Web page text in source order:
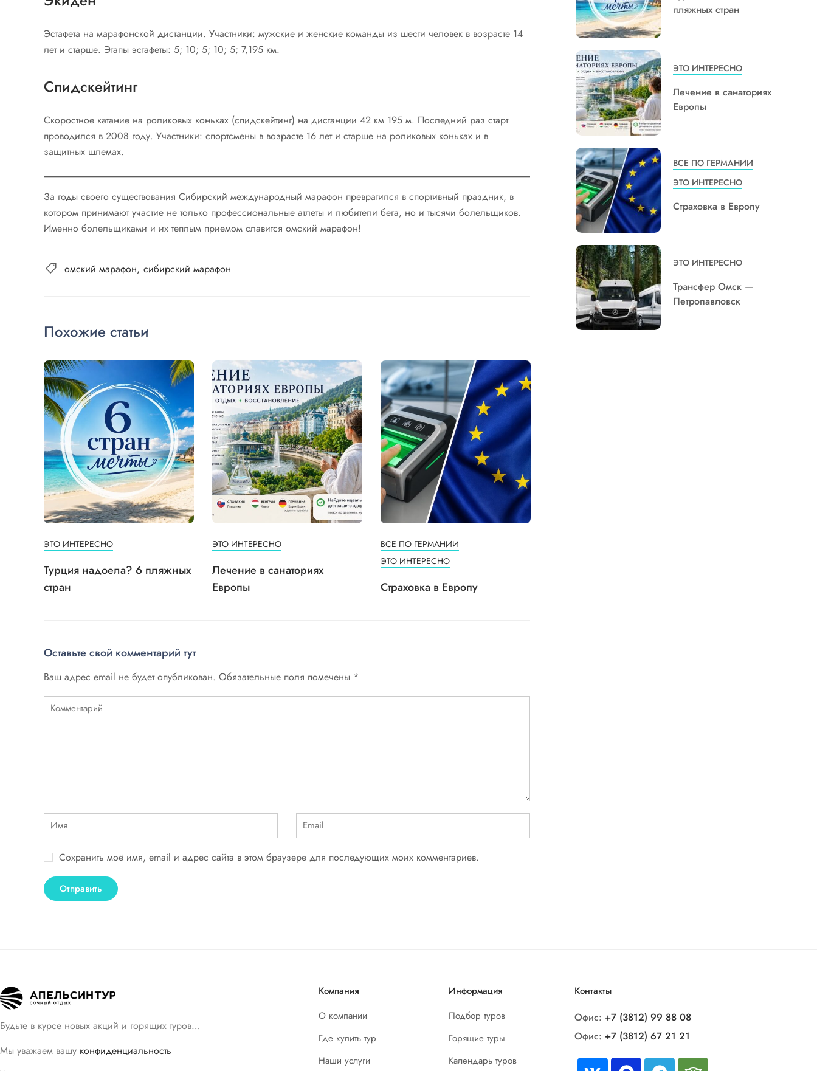
Эстафета на марафонской дистанции. Участники: мужские и женские команды из шести человек в возрасте 14
лет и старше. Этапы эстафеты: 5; 10; 5; 10; 5; 7,195 км.
Спидскейтинг
Скоростное катание на роликовых коньках (спидскейтинг) на дистанции 42 км 195 м. Последний раз старт
проводился в 2008 году. Участники: спортсмены в возрасте 16 лет и старше на роликовых коньках и в
защитных шлемах.
За годы своего существования Сибирский международный марафон превратился в спортивный праздник, в
котором принимают участие не только профессиональные атлеты и любители бега, но и тысячи болельщиков.
Именно болельщиками и их теплым приемом славится омский марафон!
омский марафон сибирский марафон
Похожие статьи
ЭТО ИНТЕРЕСНО
Турция надоела? 6 пляжных
стран
ЭТО ИНТЕРЕСНО
Лечение в санаториях
Европы
ВСЕ ПО ГЕРМАНИИ
ЭТО ИНТЕРЕСНО
Страховка в Европу
Оставьте свой комментарий тут
Ваш адрес email не будет опубликован. Обязательные поля помечены *
Сохранить моё имя, email и адрес сайта в этом браузере для последующих моих комментариев.
пляжных стран
ЭТО ИНТЕРЕСНО
Лечение в санаториях
Европы
ВСЕ ПО ГЕРМАНИИ
ЭТО ИНТЕРЕСНО
Страховка в Европу
ЭТО ИНТЕРЕСНО
Трансфер Омск —
Петропавловск
Будьте в курсе новых акций и горящих туров…
Мы уважаем вашу конфиденциальность
Компания
О компании
Где купить тур
Наши услуги
Информация
Подбор туров
Горящие туры
Календарь туров
Контакты
Офис: +7 (3812) 99 88 08
Офис: +7 (3812) 67 21 21